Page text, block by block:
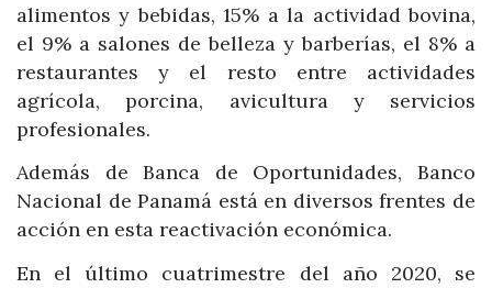
alimentos y bebidas, 15% a la actividad bovina,
el 9% a salones de belleza y barberías, el 8% a
restaurantes y el resto entre actividades
agrícola, porcina, avicultura y servicios
profesionales.
Además de Banca de Oportunidades, Banco
Nacional de Panamá está en diversos frentes de
acción en esta reactivación económica.
En el último cuatrimestre del año 2020, se